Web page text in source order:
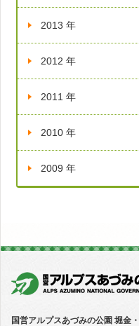
2013 年
2012 年
2011 年
2010 年
2009 年
国営アルプスあづみの公園 堀金